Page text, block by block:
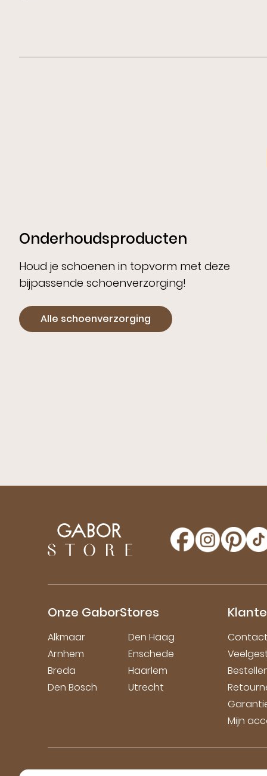
Onderhoudsproducten
Houd je schoenen in topvorm met deze
bijpassende schoenverzorging!
Alle schoenverzorging
Onze GaborStores
Alkmaar
Arnhem
Breda
Den Bosch
Den Haag
Enschede
Haarlem
Utrecht
Contact
Mijn